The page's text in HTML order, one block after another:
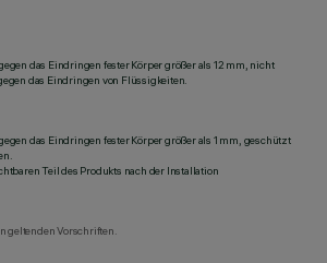
das Eindringen fester Körper größer als 12 mm, nicht
das Eindringen von Flüssigkeiten.
das Eindringen fester Körper größer als 1 mm, geschützt
Teil des Produkts nach der Installation
geltenden Vorschriften.